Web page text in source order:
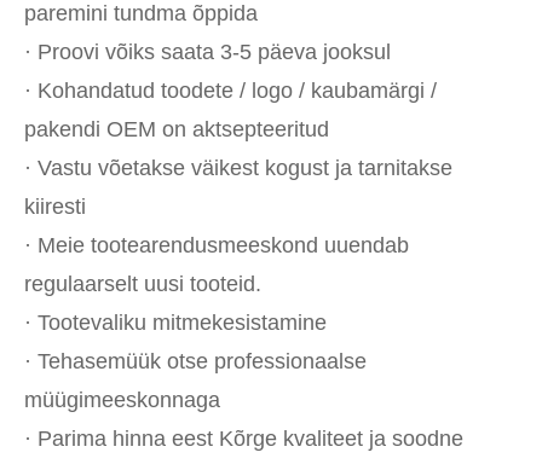
paremini tundma õppida
· Proovi võiks saata 3-5 päeva jooksul
· Kohandatud toodete / logo / kaubamärgi /
pakendi OEM on aktsepteeritud
· Vastu võetakse väikest kogust ja tarnitakse
kiiresti
· Meie tootearendusmeeskond uuendab
regulaarselt uusi tooteid.
· Tootevaliku mitmekesistamine
· Tehasemüük otse professionaalse
müügimeeskonnaga
· Parima hinna eest Kõrge kvaliteet ja soodne